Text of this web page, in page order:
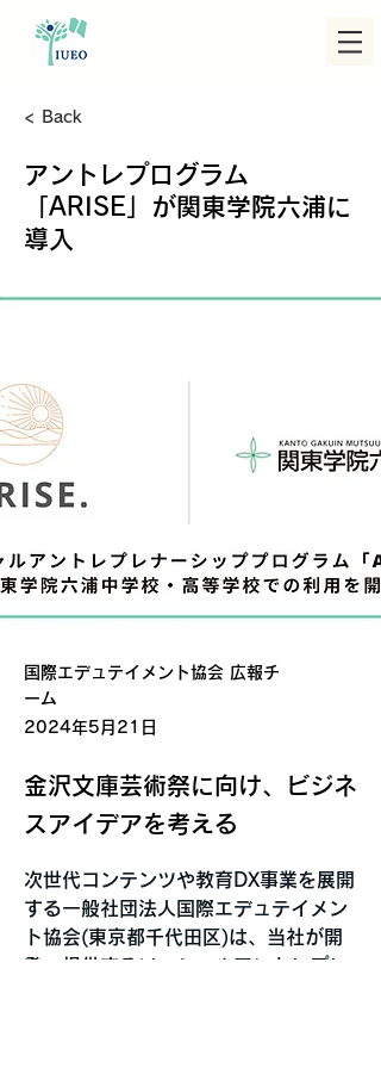
< Back
アントレプログラム
「ARISE」が関東学院六浦に
導入
国際エデュテイメント協会 広報チ
ーム
2024年5月21日
金沢文庫芸術祭に向け、ビジネ
スアイデアを考える
次世代コンテンツや教育DX事業を展開
する一般社団法人国際エデュテイメン
ト協会(東京都千代田区)は、当社が開
発・提供するソーシャルアントレプレ